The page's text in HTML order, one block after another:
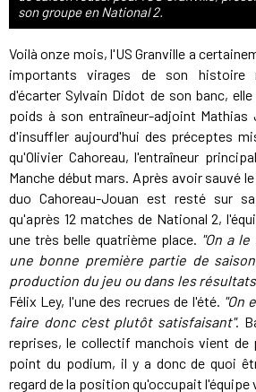
son groupe en National 2.
Voilà onze mois, l'US Granville a
importants virages de son histoire
d'écarter Sylvain Didot de son banc,
poids à son entraîneur-adjoint Mathias
d'insuffler aujourd'hui des préceptes
qu'Olivier Cahoreau, l'entraîneur
Manche début mars. Après avoir sauvé
duo Cahoreau-Jouan est resté sur
qu'après 12 matches de National 2,
une très belle quatrième place. "On a
une bonne première partie de
production du jeu ou dans les
Félix Ley, l'une des recrues de l'été. "On
faire donc c'est plutôt satisfaisant".
reprises, le collectif manchois vient de
point du podium, il y a donc de quoi
regard de la position qu'occupait l'équipe